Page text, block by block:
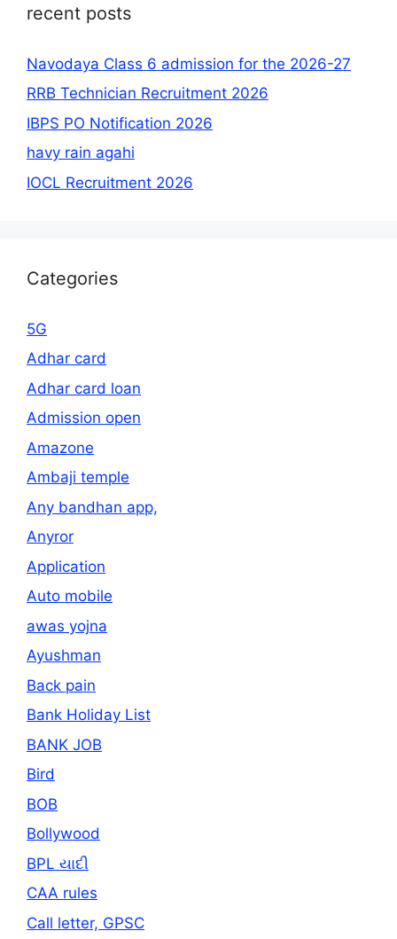
recent posts
Navodaya Class 6 admission for the 2026-27
RRB Technician Recruitment 2026
IBPS PO Notification 2026
havy rain agahi
IOCL Recruitment 2026
Categories
5G
Adhar card
Adhar card loan
Admission open
Amazone
Ambaji temple
Any bandhan app,
Anyror
Application
Auto mobile
awas yojna
Ayushman
Back pain
Bank Holiday List
BANK JOB
Bird
BOB
Bollywood
BPL યાદી
CAA rules
Call letter, GPSC